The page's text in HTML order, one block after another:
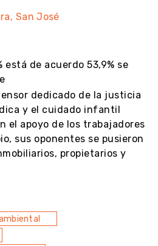
San José
está de acuerdo 53,9% se
dedicado de la justicia
y el cuidado infantil
el apoyo de los trabajadores
sus oponentes se pusieron
propietarios y